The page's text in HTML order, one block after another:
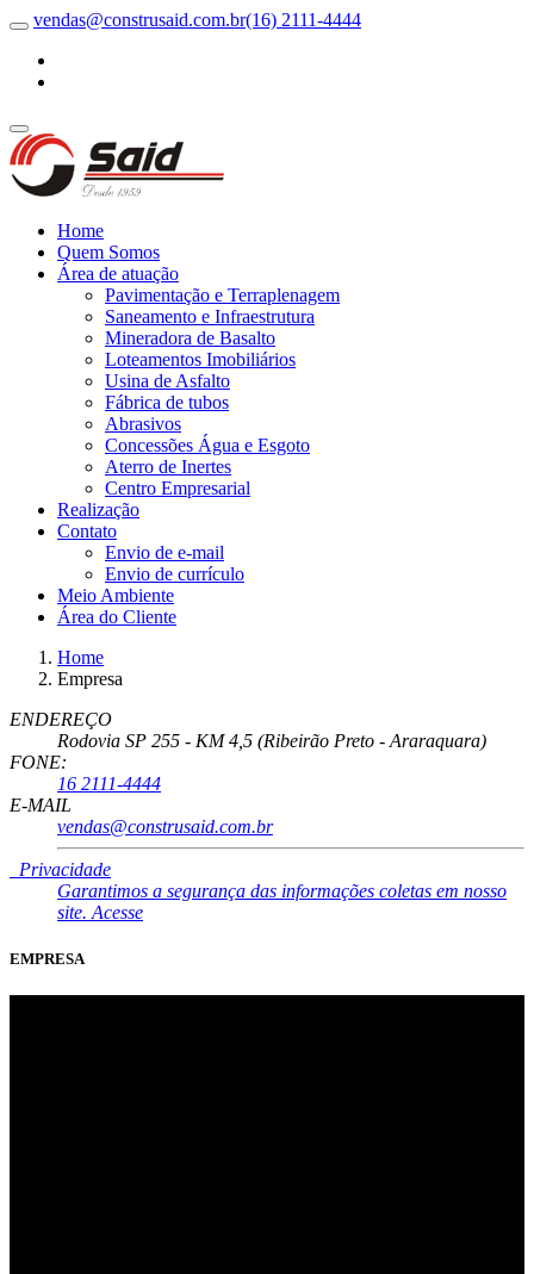
vendas@construsaid.com.br(16) 2111-4444
Home
Quem Somos
Área de atuação
Pavimentação e Terraplenagem
Saneamento e Infraestrutura
Mineradora de Basalto
Loteamentos Imobiliários
Usina de Asfalto
Fábrica de tubos
Abrasivos
Concessões Água e Esgoto
Aterro de Inertes
Centro Empresarial
Realização
Contato
Envio de e-mail
Envio de currículo
Meio Ambiente
Área do Cliente
Home
Empresa
ENDEREÇO
Rodovia SP 255 - KM 4,5 (Ribeirão Preto - Araraquara)
FONE:
16 2111-4444
E-MAIL
vendas@construsaid.com.br
Privacidade
Garantimos a segurança das informações coletas em nosso
site. Acesse
EMPRESA